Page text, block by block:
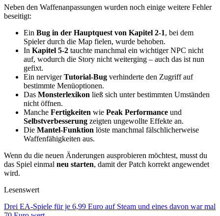
Neben den Waffenanpassungen wurden noch einige weitere Fehler
beseitigt:
Ein Bug in der Hauptquest von Kapitel 2-1, bei dem
Spieler durch die Map fielen, wurde behoben.
In Kapitel 5-2 tauchte manchmal ein wichtiger NPC nicht
auf, wodurch die Story nicht weiterging – auch das ist nun
gefixt.
Ein nervigerTutorial-Bug verhinderte den Zugriff auf
bestimmte Menüoptionen.
Das Monsterlexikon ließ sich unter bestimmten Umständen
nicht öffnen.
Manche Fertigkeiten wie Peak Performance und
Selbstverbesserung zeigten ungewollte Effekte an.
Die Mantel-Funktion löste manchmal fälschlicherweise
Waffenfähigkeiten aus.
Wenn du die neuen Änderungen ausprobieren möchtest, musst du
das Spiel einmal neu starten, damit der Patch korrekt angewendet
wird.
Lesenswert
Drei EA-Spiele für je 6,99 Euro auf Steam und eines davon war mal